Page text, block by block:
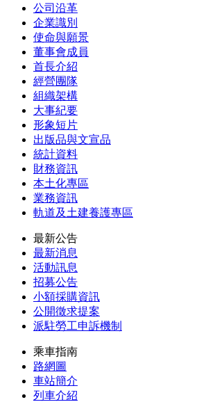
公司沿革
企業識別
使命與願景
董事會成員
首長介紹
經營團隊
組織架構
大事紀要
形象短片
出版品與文宣品
統計資料
財務資訊
本土化專區
業務資訊
軌道及土建養護專區
最新公告
最新消息
活動訊息
招募公告
小額採購資訊
公開徵求提案
派駐勞工申訴機制
乘車指南
路網圖
車站簡介
列車介紹